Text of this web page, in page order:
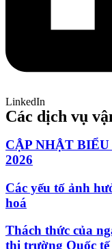
LinkedIn
Các dịch vụ
CẬP NHẬT
2026
Các yếu tố ảnh
hoá
Thách thức của
thị trường Quốc tế